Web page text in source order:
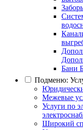
Бани
Подменю:
Межевые
Услуги по
Широкий